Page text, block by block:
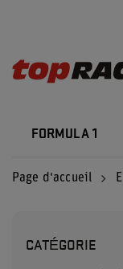
FORMULA 1
Page d'accueil
CATÉGORIE